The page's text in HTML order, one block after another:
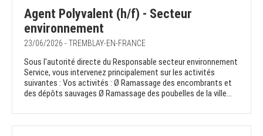
Agent Polyvalent (h/f) - Secteur
environnement
23/06/2026 - TREMBLAY-EN-FRANCE
Sous l'autorité directe du Responsable secteur environnement
Service, vous intervenez principalement sur les activités
suivantes : Vos activités : Ø Ramassage des encombrants et
des dépôts sauvages Ø Ramassage des poubelles de la ville...